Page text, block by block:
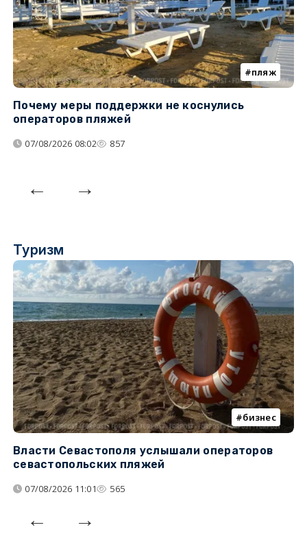
пляж
Почему меры поддержки не коснулись
операторов пляжей
07/08/2026 08:02 857
Туризм
бизнес
Власти Севастополя услышали операторов
севастопольских пляжей
07/08/2026 11:01 565